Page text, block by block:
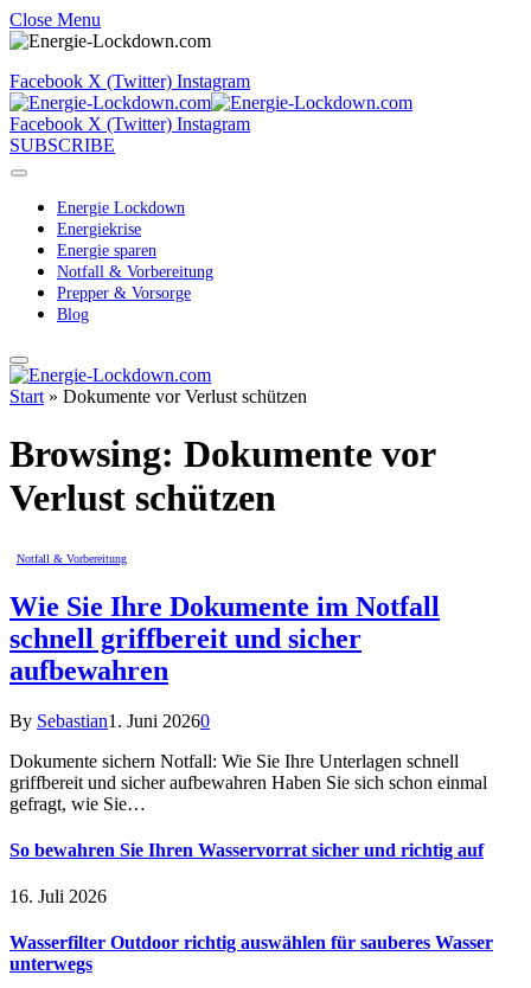
Close Menu
Facebook X (Twitter) Instagram
Facebook X (Twitter) Instagram
SUBSCRIBE
Energie Lockdown
Energiekrise
Energie sparen
Notfall & Vorbereitung
Prepper & Vorsorge
Blog
Start » Dokumente vor Verlust schützen
Browsing: Dokumente vor
Verlust schützen
Notfall & Vorbereitung
Wie Sie Ihre Dokumente im Notfall
schnell griffbereit und sicher
aufbewahren
By Sebastian1. Juni 20260
Dokumente sichern Notfall: Wie Sie Ihre Unterlagen schnell
griffbereit und sicher aufbewahren Haben Sie sich schon einmal
gefragt, wie Sie…
So bewahren Sie Ihren Wasservorrat sicher und richtig auf
16. Juli 2026
Wasserfilter Outdoor richtig auswählen für sauberes Wasser
unterwegs